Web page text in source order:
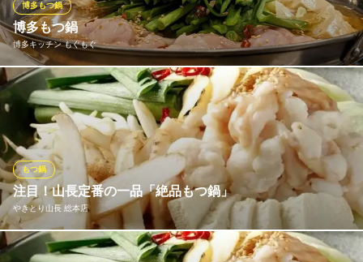
魚民 西府北口駅前店
飲み放題豊富海鮮居酒屋
ＪＲ南武線西府駅 徒歩1分
東京都府中市本宿町1-46-8 西府駅エクセルポートビル2F
博多もつ鍋
博多キッチン もぐもぐ
博多もつ鍋
お店でローストしたニンニクをオリジナルの醤油ダレで合わせ
た、ニンニクたっぷりで香りの良いスープに博多から取り寄せて
いる国産の小腸を使ったもつ鍋です。
博多キッチン もぐもぐ
優しい味わいの博多料理
ＪＲ府中本町駅 徒歩2分
東京都府中市本町2-20-11
注目！山長定番の一品「絶品もつ鍋」
やきとり山長 総本店
もつ鍋
「山長」のもつ鍋は季節問わず人気が高い一品です。新鮮だから